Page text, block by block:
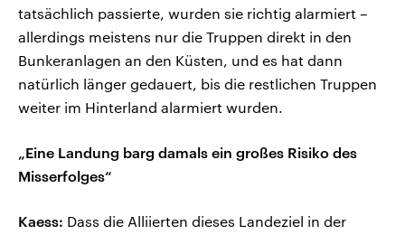
tatsächlich passierte, wurden sie richtig alarmiert –
allerdings meistens nur die Truppen direkt in den
Bunkeranlagen an den Küsten, und es hat dann
natürlich länger gedauert, bis die restlichen Truppen
weiter im Hinterland alarmiert wurden.
„Eine Landung barg damals ein großes Risiko des
Misserfolges“
Kaess: Dass die Alliierten dieses Landeziel in der